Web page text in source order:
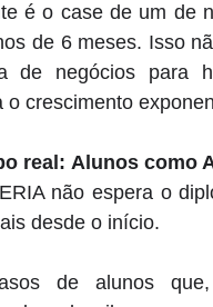
é o case de um de
de 6 meses. Isso
de negócios para
crescimento
real: Alunos como
não espera o
desde o início.
de alunos